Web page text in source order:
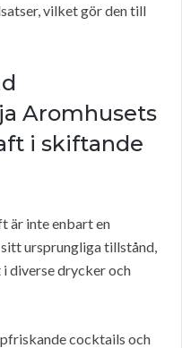
vilket gör den till
Aromhusets
i skiftande
är inte enbart en
ursprungliga tillstånd,
diverse drycker och
cocktails och